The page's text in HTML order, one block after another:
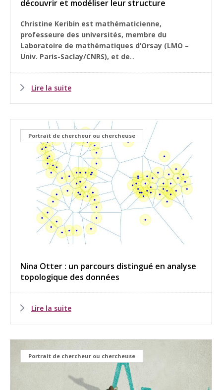
découvrir et modéliser leur structure
Christine Keribin est mathématicienne,
professeure des universités, membre du
Laboratoire de mathématiques d’Orsay (LMO –
Univ. Paris-Saclay/CNRS), et de...
Lire la suite
Portrait de chercheur ou chercheuse
Nina Otter : un parcours distingué en analyse
topologique des données
Lire la suite
Portrait de chercheur ou chercheuse